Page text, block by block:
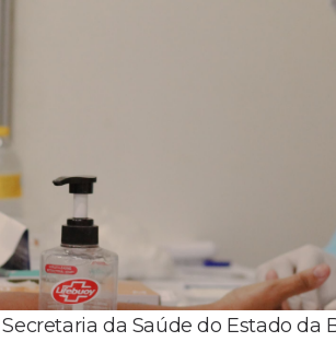
da Saúde do Estado da